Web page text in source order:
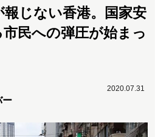
じない香港。国家安
民への弾圧が始まっ
ー
2020.07.31